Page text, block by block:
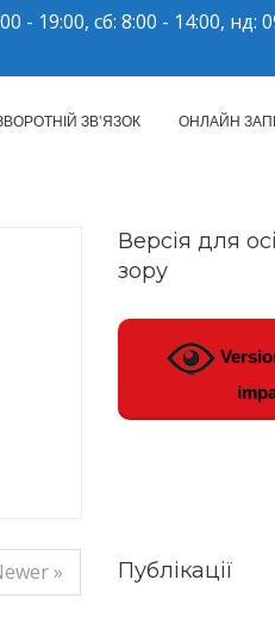
- 19:00, сб: 8:00 - 14:00, нд:
ЗВ’ЯЗОК ОНЛАЙН
»
Версія для
зору
Публікації